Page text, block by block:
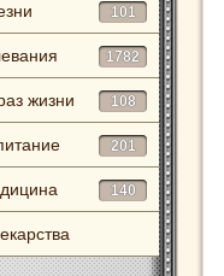
101
1782
жизни 108
201
140